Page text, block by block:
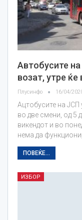
Автобусите
возат, утре
Плусинфо 16/04/
Ацтобусите на ЈСП
во две смени, од 5
викендот и во
нема да
ПОВЕЌЕ...
ИЗБОР